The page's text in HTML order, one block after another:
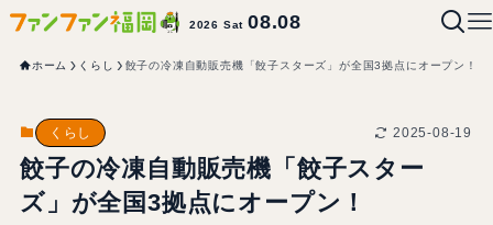
2026 Sat08.08
ホーム くらし 餃子の冷凍自動販売機「餃子スターズ」が全国3拠点にオープン！
くらし 2025-08-19
餃子の冷凍自動販売機「餃子スター
ズ」が全国3拠点にオープン！